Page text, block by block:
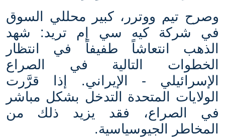
وصرح تيم ووترر، كبير محللي السوق
في شركة كيه سي إم تريد: شهد
الذهب انتعاشاً طفيفاً في انتظار
الخطوات التالية في الصراع
الإسرائيلي -
الإيراني. إذا قرَّرت
الولايات المتحدة التدخل بشكل مباشر
في الصراع، فقد يزيد ذلك من
المخاطر الجيوسياسية.